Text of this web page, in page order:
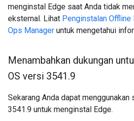
menginstal Edge saat Anda tidak
eksternal. Lihat Penginstalan Offline
Ops Manager untuk mengetahui
Menambahkan dukungan
OS versi 3541 .9
Sekarang Anda dapat
3541.9 untuk menginstal Edge.